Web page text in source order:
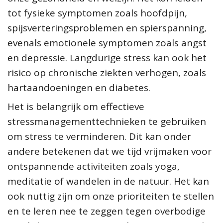
tot fysieke symptomen zoals hoofdpijn,
spijsverteringsproblemen en spierspanning,
evenals emotionele symptomen zoals angst
en depressie. Langdurige stress kan ook het
risico op chronische ziekten verhogen, zoals
hartaandoeningen en diabetes.
Het is belangrijk om effectieve
stressmanagementtechnieken te gebruiken
om stress te verminderen. Dit kan onder
andere betekenen dat we tijd vrijmaken voor
ontspannende activiteiten zoals yoga,
meditatie of wandelen in de natuur. Het kan
ook nuttig zijn om onze prioriteiten te stellen
en te leren nee te zeggen tegen overbodige